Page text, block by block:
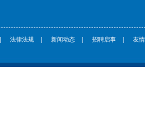
法律法规 新闻动态 招聘启事 友